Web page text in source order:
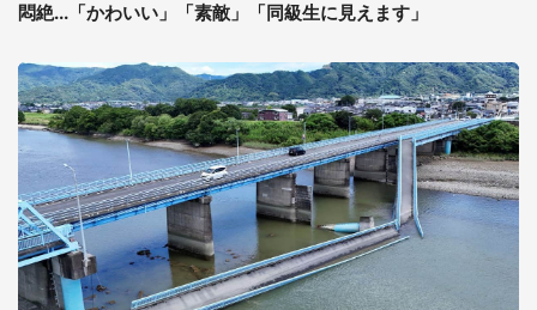
悶絶...「かわいい」「素敵」「同級生に見えます」